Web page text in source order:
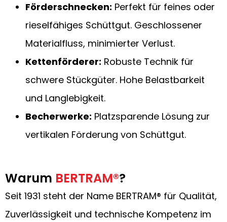
Förderschnecken: Perfekt für feines oder
rieselfähiges Schüttgut. Geschlossener
Materialfluss, minimierter Verlust.
Kettenförderer: Robuste Technik für
schwere Stückgüter. Hohe Belastbarkeit
und Langlebigkeit.
Becherwerke: Platzsparende Lösung zur
vertikalen Förderung von Schüttgut.
Warum BERTRAM®?
Seit 1931 steht der Name BERTRAM® für Qualität,
Zuverlässigkeit und technische Kompetenz im